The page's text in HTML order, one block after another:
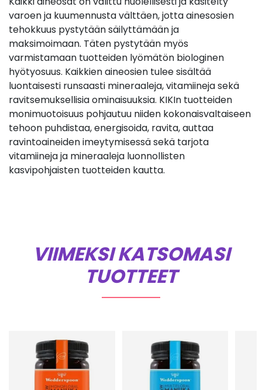
varoen ja kuumennusta välttäen, jotta ainesosien
tehokkuus pystytään säilyttämään ja
maksimoimaan. Täten pystytään myös
varmistamaan tuotteiden lyömätön biologinen
hyötyosuus. Kaikkien aineosien tulee sisältää
luontaisesti runsaasti mineraaleja, vitamiineja sekä
ravitsemuksellisia ominaisuuksia. KIKIn tuotteiden
monimuotoisuus pohjautuu niiden kokonaisvaltaiseen
tehoon puhdistaa, energisoida, ravita, auttaa
ravintoaineiden imeytymisessä sekä tarjota
vitamiineja ja mineraaleja luonnollisten
kasvipohjaisten tuotteiden kautta.
VIIMEKSI KATSOMASI
TUOTTEET